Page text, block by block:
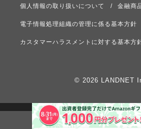
個人情報の取り扱いについて 金融商
電子情報処理組織の管理に係る基本方針
カスタマーハラスメントに対する基本方
© 2026 LANDNET